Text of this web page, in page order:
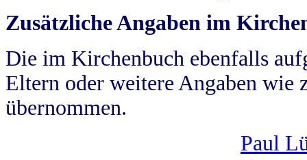
Zusätzliche Angaben im
Die im Kirchenbuch ebenfalls
Eltern oder weitere Angaben wie
übernommen.
Paul